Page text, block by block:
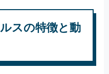
スの特徴と動